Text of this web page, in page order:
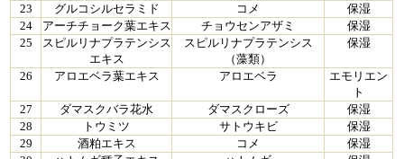
23
グルコシルセラミド コメ
保湿
24
アーチチョーク葉エキス チョウセンアザミ
保湿
25
スピルリナプラテンシス
エキス
スピルリナプラテンシス
（藻類）
保湿
26 アロエベラ葉エキス アロエベラ
エモリエン
ト
27
ダマスクバラ花水 ダマスクローズ
保湿
28
トウミツ サトウキビ
保湿
29
酒粕エキス コメ
保湿